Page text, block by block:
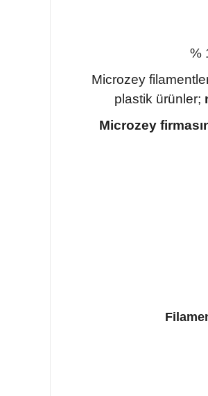
%
Microzey
plastik ürünler;
Microzey